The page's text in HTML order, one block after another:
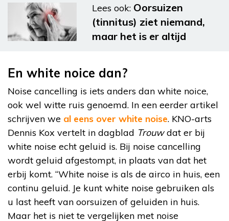
Lees ook: Oorsuizen
(tinnitus) ziet niemand,
maar het is er altijd
En white noice dan?
Noise cancelling is iets anders dan white noice,
ook wel witte ruis genoemd. In een eerder artikel
schrijven we al eens over white noise. KNO-arts
Dennis Kox vertelt in dagblad Trouwdat er bij
white noise echt geluid is. Bij noise cancelling
wordt geluid afgestompt, in plaats van dat het
erbij komt. “White noise is als de airco in huis, een
continu geluid. Je kunt white noise gebruiken als
u last heeft van oorsuizen of geluiden in huis.
Maar het is niet te vergelijken met noise